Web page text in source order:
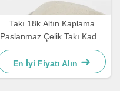
Takı 18k Altın Kaplama
Paslanmaz Çelik Takı Kadın
Gerdanlık Çapraz Kolye 50
cm
En İyi Fiyatı Alın